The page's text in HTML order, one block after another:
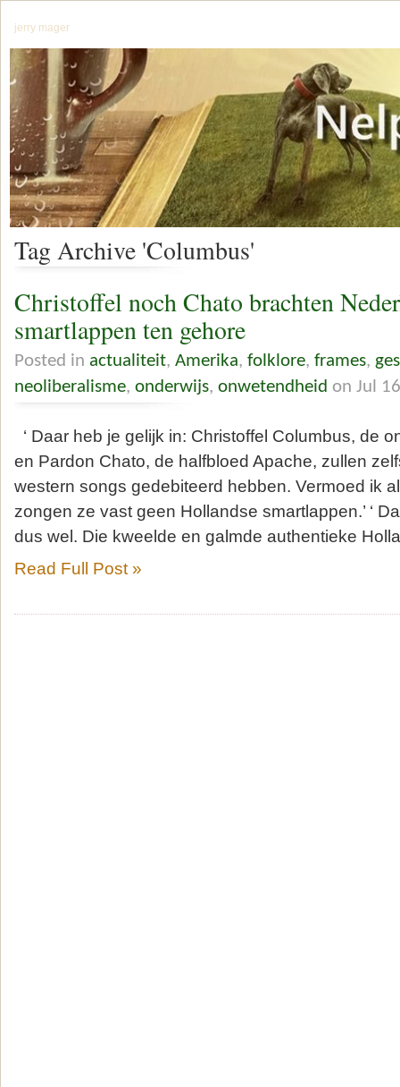
jerry mager
Tag Archive 'Columbus'
Christoffel noch Chato brachten
smartlappen ten gehore
Posted in actualiteit, Amerika, folklore, frames,
neoliberalisme, onderwijs, onwetendheid on Jul
‘ Daar heb je gelijk in: Christoffel Columbus, de
en Pardon Chato, de halfbloed Apache, zullen
western songs gedebiteerd hebben. Vermoed ik
zongen ze vast geen Hollandse smartlappen.’ ‘
dus wel. Die kweelde en galmde authentieke
Read Full Post »